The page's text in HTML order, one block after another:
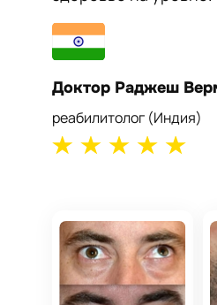
Доктор Раджеш
реабилитолог (Индия)